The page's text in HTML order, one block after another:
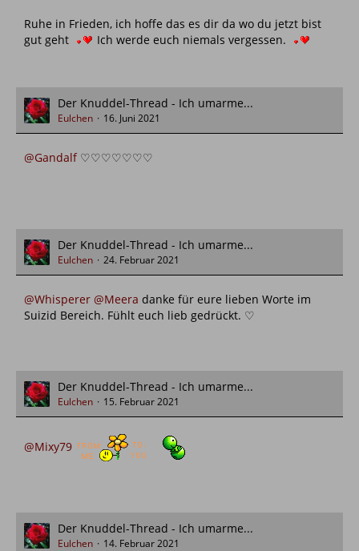
Ruhe in Frieden, ich hoffe das es dir da wo du jetzt bist
gut geht
Ich werde euch niemals vergessen.
Der Knuddel-Thread - Ich umarme...
Eulchen 16. Juni 2021
@Gandalf♡♡♡♡♡♡♡
Der Knuddel-Thread - Ich umarme...
Eulchen 24. Februar 2021
@Whisperer @Meera danke für eure lieben Worte im
Suizid Bereich. Fühlt euch lieb gedrückt. ♡
Der Knuddel-Thread - Ich umarme...
Eulchen 15. Februar 2021
@Mixy79
Der Knuddel-Thread - Ich umarme...
Eulchen 14. Februar 2021